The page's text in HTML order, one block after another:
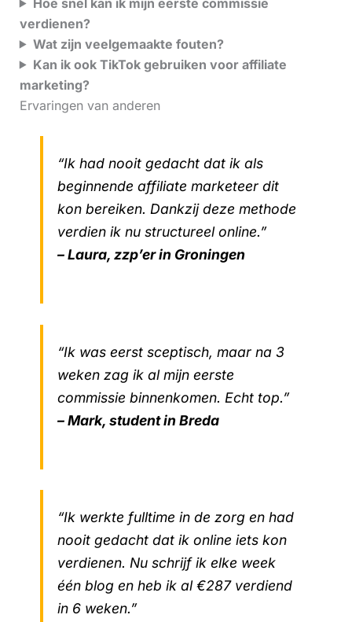
verdienen?
Wat zijn veelgemaakte fouten?
Kan ik ook TikTok gebruiken voor affiliate
marketing?
Ervaringen van anderen
“Ik had nooit gedacht dat ik als
beginnende affiliate marketeer dit
kon bereiken. Dankzij deze methode
verdien ik nu structureel online.”
– Laura, zzp’er in Groningen
“Ik was eerst sceptisch, maar na 3
weken zag ik al mijn eerste
commissie binnenkomen. Echt top.”
– Mark, student in Breda
“Ik werkte fulltime in de zorg en had
nooit gedacht dat ik online iets kon
verdienen. Nu schrijf ik elke week
één blog en heb ik al €287 verdiend
in 6 weken.”